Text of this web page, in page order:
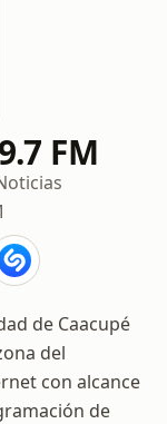
FM
de Caacupé
del
con alcance
de